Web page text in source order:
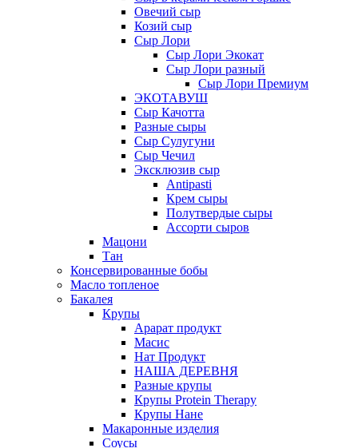
Овечий сыр
Козий сыр
Сыр Лори
Сыр Лори Экокат
Сыр Лори разный
Сыр Лори Премиум
ЭКОТАВУШ
Сыр Качотта
Разные сыры
Сыр Сулугуни
Сыр Чечил
Эксклюзив сыр
Antipasti
Крем сыры
Полутвердые сыры
Ассорти сыров
Мацони
Тан
Консервированные бобы
Масло топленое
Бакалея
Крупы
Арарат продукт
Масис
Нат Продукт
НАША ДЕРЕВНЯ
Разные крупы
Крупы Protein Therapy
Крупы Нане
Макаронные изделия
Соусы